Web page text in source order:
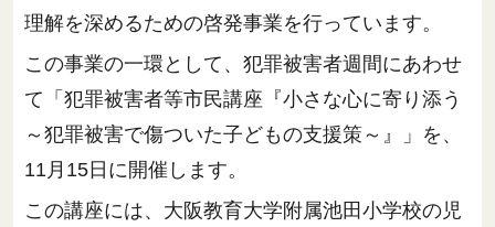
理解を深めるための啓発事業を行っています。
この事業の一環として、犯罪被害者週間にあわせ
て「犯罪被害者等市民講座『小さな心に寄り添う
～犯罪被害で傷ついた子どもの支援策～』」を、
11月15日に開催します。
この講座には、大阪教育大学附属池田小学校の児